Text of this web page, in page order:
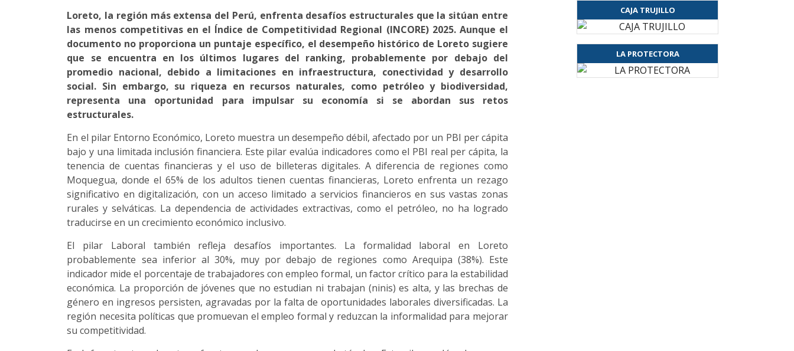
Loreto, la región más extensa del Perú, enfrenta desafíos estructurales que la sitúan entre
las menos competitivas en el Índice de Competitividad Regional (INCORE) 2025. Aunque el
documento no proporciona un puntaje específico, el desempeño histórico de Loreto sugiere
que se encuentra en los últimos lugares del ranking, probablemente por debajo del
promedio nacional, debido a limitaciones en infraestructura, conectividad y desarrollo
social. Sin embargo, su riqueza en recursos naturales, como petróleo y biodiversidad,
representa una oportunidad para impulsar su economía si se abordan sus retos
estructurales.
En el pilar Entorno Económico, Loreto muestra un desempeño débil, afectado por un PBI per cápita
bajo y una limitada inclusión financiera. Este pilar evalúa indicadores como el PBI real per cápita, la
tenencia de cuentas financieras y el uso de billeteras digitales. A diferencia de regiones como
Moquegua, donde el 65% de los adultos tienen cuentas financieras, Loreto enfrenta un rezago
significativo en digitalización, con un acceso limitado a servicios financieros en sus vastas zonas
rurales y selváticas. La dependencia de actividades extractivas, como el petróleo, no ha logrado
traducirse en un crecimiento económico inclusivo.
El pilar Laboral también refleja desafíos importantes. La formalidad laboral en Loreto
probablemente sea inferior al 30%, muy por debajo de regiones como Arequipa (38%). Este
indicador mide el porcentaje de trabajadores con empleo formal, un factor crítico para la estabilidad
económica. La proporción de jóvenes que no estudian ni trabajan (ninis) es alta, y las brechas de
género en ingresos persisten, agravadas por la falta de oportunidades laborales diversificadas. La
región necesita políticas que promuevan el empleo formal y reduzcan la informalidad para mejorar
su competitividad.
CAJA TRUJILLO
LA PROTECTORA